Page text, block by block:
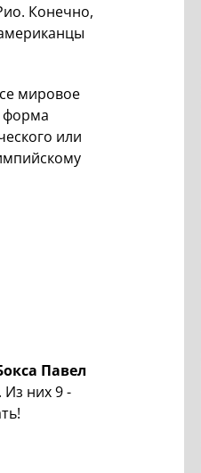
Конечно,
мировое
форма
или
Павел
Из них 9 -